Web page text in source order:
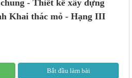
- Thiết kế xây dựng
Khai thác mỏ - Hạng III
Bắt đầu làm bài